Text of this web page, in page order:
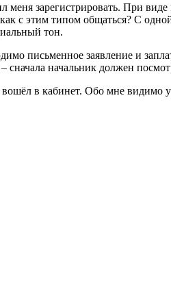
зарегистрировать. При
с этим типом общаться? С
тон.
письменное заявление и
сначала начальник должен
в кабинет. Обо мне видимо